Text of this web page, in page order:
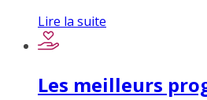
Lire la suite
Les meilleurs